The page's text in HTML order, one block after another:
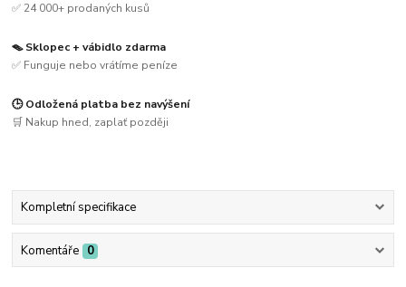
✅ 24 000+ prodaných kusů
🪤 Sklopec + vábidlo zdarma
✅ Funguje nebo vrátíme peníze
🕒 Odložená platba bez navýšení
🛒 Nakup hned, zaplať později
Kompletní specifikace
Komentáře 0